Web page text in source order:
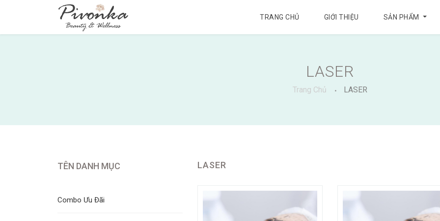
TRANG CHỦ GIỚI THIỆU SẢN PHẨM
LASER
Trang Chủ LASER
TÊN DANH MỤC
Combo Ưu Đãi
LASER